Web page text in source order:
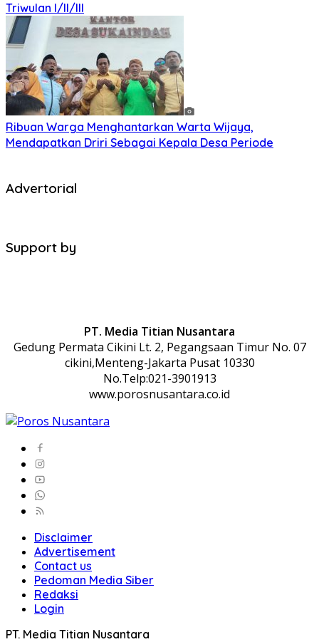
Triwulan I/II/III
Ribuan Warga Menghantarkan Warta Wijaya,
Mendapatkan Driri Sebagai Kepala Desa Periode
Advertorial
Support by
PT. Media Titian Nusantara
Gedung Permata Cikini Lt. 2, Pegangsaan Timur No. 07
cikini,Menteng-Jakarta Pusat 10330
No.Telp:021-3901913
www.porosnusantara.co.id
Disclaimer
Advertisement
Contact us
Pedoman Media Siber
Redaksi
Login
PT. Media Titian Nusantara